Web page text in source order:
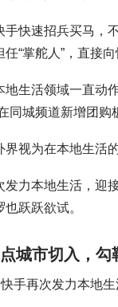
手快速招兵买马，
“掌舵人”，直接
地生活领域一直动
同城频道新增团购
界视为在本地生活
发力本地生活，迎
跃跃欲试。
城市切入，勾
手再次发力本地生